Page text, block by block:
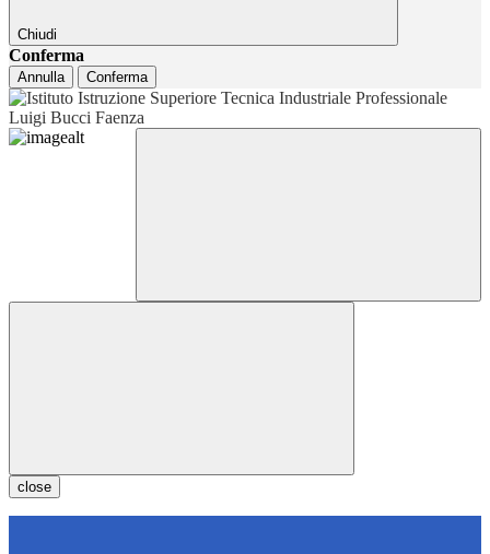
Chiudi
Conferma
Annulla Conferma
close